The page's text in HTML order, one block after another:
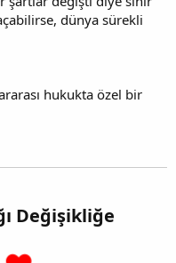
dünya sürekli
hukukta özel bir
Değişikliğe